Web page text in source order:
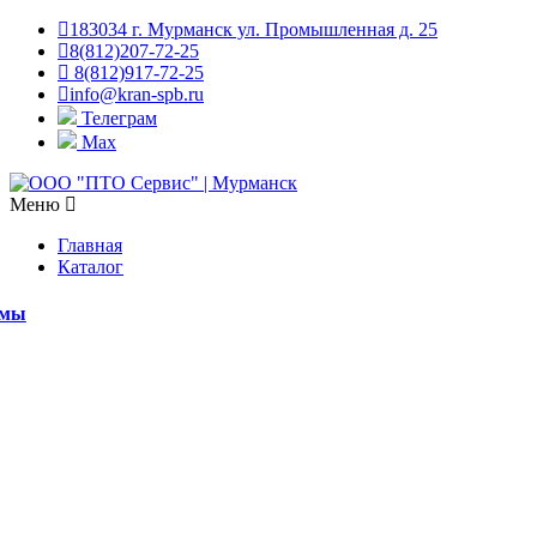
183034 г. Мурманск ул. Промышленная д. 25
8(812)207-72-25
8(812)917-72-25
info@kran-spb.ru
Телеграм
Max
Меню
Главная
Каталог